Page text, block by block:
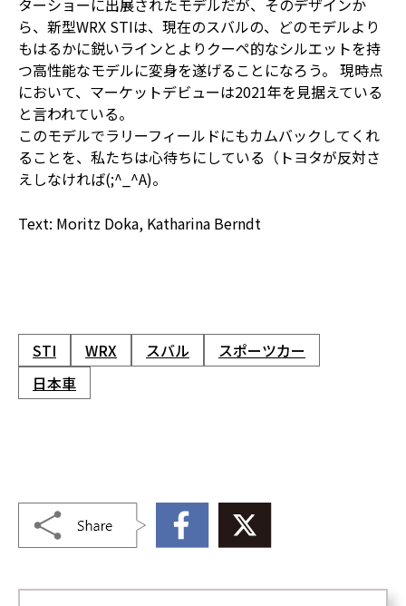
ターショーに出展されたモデルだが、そのデザインか
ら、新型WRX STIは、現在のスバルの、どのモデルより
もはるかに鋭いラインとよりクーペ的なシルエットを持
つ高性能なモデルに変身を遂げることになろう。 現時点
において、マーケットデビューは2021年を見据えている
と言われている。
このモデルでラリーフィールドにもカムバックしてくれ
ることを、私たちは心待ちにしている（トヨタが反対さ
えしなければ(;^_^A)。
Text: Moritz Doka, Katharina Berndt
STI WRX スバル
スポーツカー
日本車